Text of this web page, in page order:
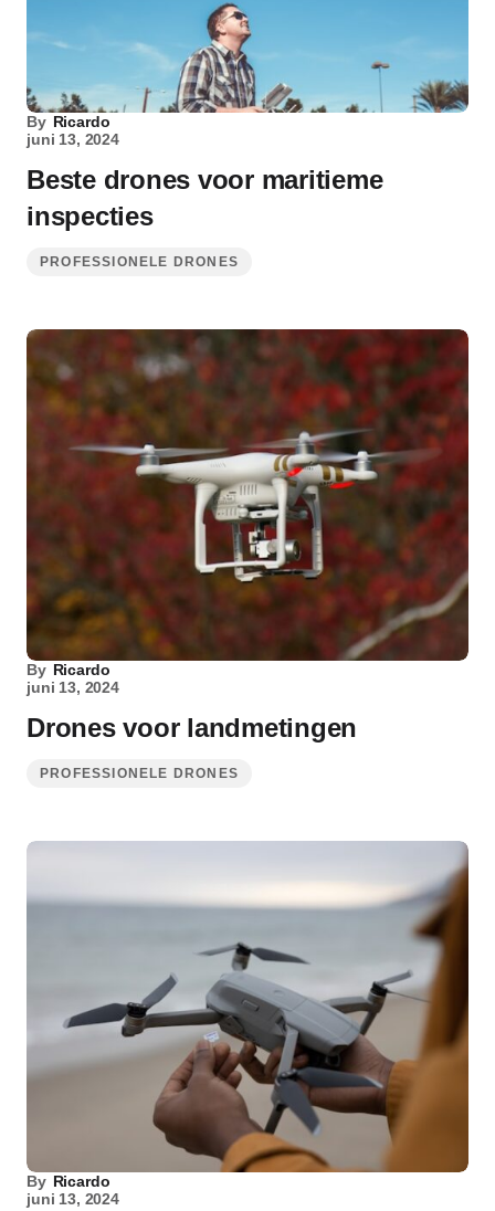
By Ricardo
juni 13, 2024
Beste drones voor maritieme
inspecties
PROFESSIONELE DRONES
By Ricardo
juni 13, 2024
Drones voor landmetingen
PROFESSIONELE DRONES
By Ricardo
juni 13, 2024